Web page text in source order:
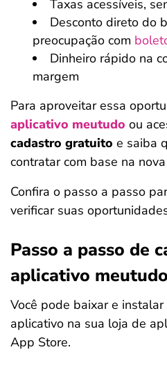
Taxas acessíveis,
Desconto direto do
preocupação com
Dinheiro rápido na
margem
Para aproveitar essa
aplicativo meutudo ou
cadastro gratuito e saiba
contratar com base na
Confira o passo a passo
verificar suas
Passo a passo de
aplicativo meutudo
Você pode baixar e
aplicativo na sua loja de
App Store.